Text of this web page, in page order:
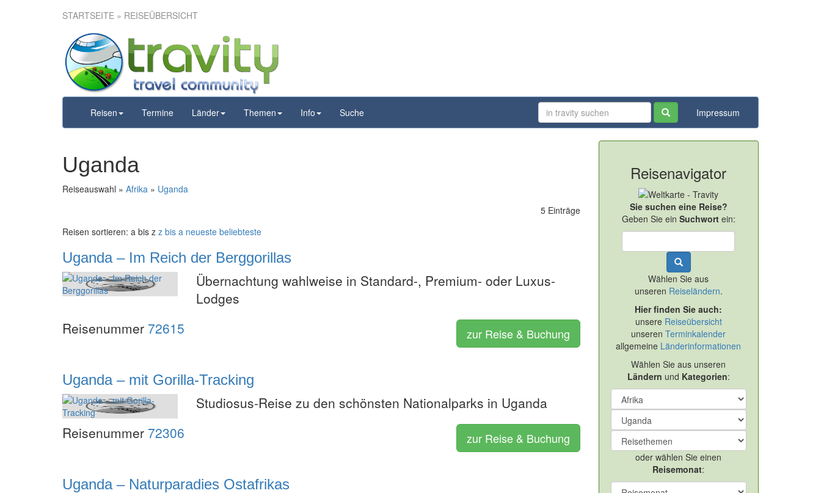
STARTSEITE » REISEÜBERSICHT
Reisen Termine Länder Themen Info Suche Impressum
Uganda
Reiseauswahl » Afrika » Uganda
5 Einträge
Reisen sortieren: a bis z z bis a neueste beliebteste
Uganda – Im Reich der Berggorillas
Übernachtung wahlweise in Standard-, Premium- oder Luxus-
Lodges
Reisenummer 72615 zur Reise & Buchung
Uganda – mit Gorilla-Tracking
Studiosus-Reise zu den schönsten Nationalparks in Uganda
Reisenummer 72306 zur Reise & Buchung
Uganda – Naturparadies Ostafrikas
Reisenavigator
Sie suchen eine Reise?
Geben Sie ein Suchwortein:
Wählen Sie aus
unseren Reiseländern.
Hier finden Sie auch:
unsere Reiseübersicht
unserenTerminkalender
allgemeine Länderinformationen
Wählen Sie aus unseren
Ländern und Kategorien:
oder wählen Sie einen
Reisemonat: